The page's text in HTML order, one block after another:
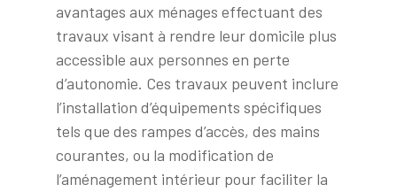
avantages aux ménages effectuant des
travaux visant à rendre leur domicile plus
accessible aux personnes en perte
d’autonomie. Ces travaux peuvent inclure
l’installation d’équipements spécifiques
tels que des rampes d’accès, des mains
courantes, ou la modification de
l’aménagement intérieur pour faciliter la